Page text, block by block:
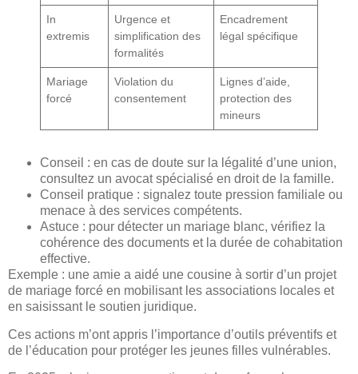
In
extremis
Urgence et
simplification des
formalités
Encadrement
légal spécifique
Mariage
forcé
Violation du
consentement
Lignes d’aide,
protection des
mineurs
Conseil : en cas de doute sur la légalité d’une union,
consultez un avocat spécialisé en droit de la famille.
Conseil pratique : signalez toute pression familiale ou
menace à des services compétents.
Astuce : pour détecter un mariage blanc, vérifiez la
cohérence des documents et la durée de cohabitation
effective.
Exemple : une amie a aidé une cousine à sortir d’un projet
de mariage forcé en mobilisant les associations locales et
en saisissant le soutien juridique.
Ces actions m’ont appris l’importance d’outils préventifs et
de l’éducation pour protéger les jeunes filles vulnérables.